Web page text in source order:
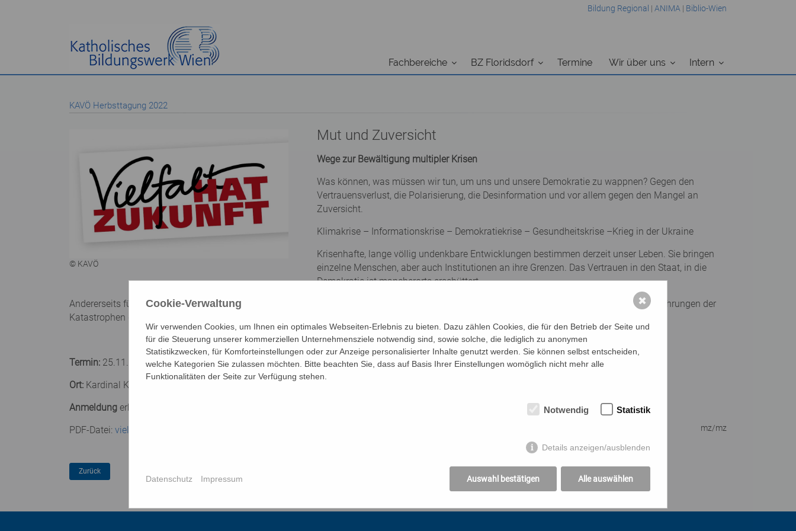
Bildung Regional | ANIMA | Biblio-Wien
Fachbereiche BZ Floridsdorf Termine Wir über uns Intern
KAVÖ Herbsttagung 2022
© KAVÖ
Mut und Zuversicht
Wege zur Bewältigung multipler Krisen
Was können, was müssen wir tun, um uns und unsere Demokratie zu wappnen? Gegen den
Vertrauensverlust, die Polarisierung, die Desinformation und vor allem gegen den Mangel an
Zuversicht.
Klimakrise – Informationskrise – Demokratiekrise – Gesundheitskrise –Krieg in der Ukraine
Krisenhafte, lange völlig undenkbare Entwicklungen bestimmen derzeit unser Leben. Sie bringen
einzelne Menschen, aber auch Institutionen an ihre Grenzen. Das Vertrauen in den Staat, in die
Demokratie ist mancherorts erschüttert.
Andererseits führt uns gerade der Krieg in der Ukraine vor Augen, welchen Wert völkerrechtliche und demokratische Regeln, die aufgrund der Erfahrungen der
Katastrophen des letzten Jahrhunderts formuliert wurden, für unser Zusammenleben und für einen gedeihlichen Weg in die Zukunft haben.
Termin: 25.11.2022, 14:00-19:15 Uhr
Ort: Kardinal König Haus in Wien
Anmeldung erbeten (bis 14.11.2022):
PDF-Datei: vielfalt-hat-zukunft_2022_online_einladung_u_programm_1_.pdf mz/mz
Cookie-Verwaltung
Wir verwenden Cookies, um Ihnen ein optimales Webseiten-Erlebnis zu bieten. Dazu zählen Cookies, die für den Betrieb der Seite und
für die Steuerung unserer kommerziellen Unternehmensziele notwendig sind, sowie solche, die lediglich zu anonymen
Statistikzwecken, für Komforteinstellungen oder zur Anzeige personalisierter Inhalte genutzt werden. Sie können selbst entscheiden,
welche Kategorien Sie zulassen möchten. Bitte beachten Sie, dass auf Basis Ihrer Einstellungen womöglich nicht mehr alle
Funktionalitäten der Seite zur Verfügung stehen.
Notwendig Statistik
Details anzeigen/ausblenden
Auswahl bestätigen Alle auswählen
Datenschutz Impressum
✖